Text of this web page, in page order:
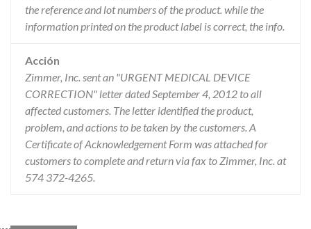
the reference and lot numbers of the product. while the
information printed on the product label is correct, the info.
Acción
Zimmer, Inc. sent an "URGENT MEDICAL DEVICE
CORRECTION" letter dated September 4, 2012 to all
affected customers. The letter identified the product,
problem, and actions to be taken by the customers. A
Certificate of Acknowledgement Form was attached for
customers to complete and return via fax to Zimmer, Inc. at
574 372-4265.